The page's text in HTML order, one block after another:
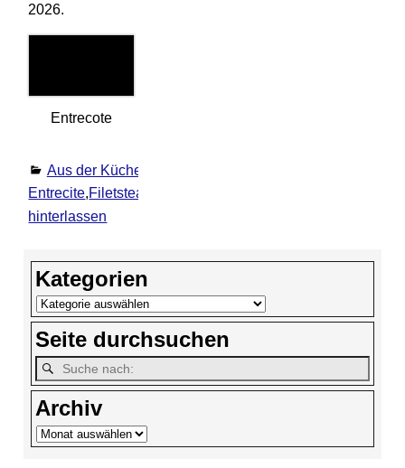
2026.
Entrecote
Aus der Küche
Entrecite,Filetsteak
hinterlassen
Kategorien
Seite durchsuchen
Archiv